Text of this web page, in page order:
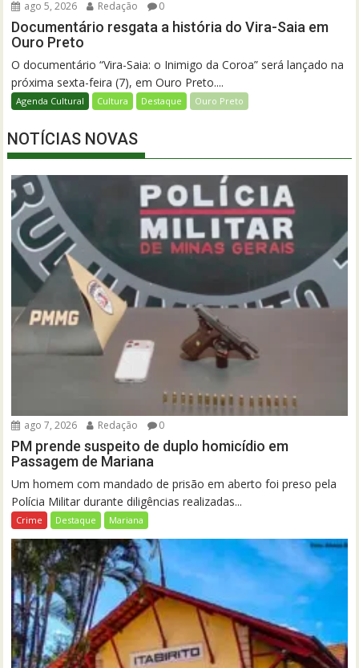
ago 5, 2026 Redação 0
Documentário resgata a história do Vira-Saia em
Ouro Preto
O documentário “Vira-Saia: o Inimigo da Coroa” será lançado na
próxima sexta-feira (7), em Ouro Preto....
Agenda Cultural Cultura Destaque Ouro Preto
NOTÍCIAS NOVAS
ago 7, 2026 Redação 0
PM prende suspeito de duplo homicídio em
Passagem de Mariana
Um homem com mandado de prisão em aberto foi preso pela
Polícia Militar durante diligências realizadas...
Crime Destaque Mariana